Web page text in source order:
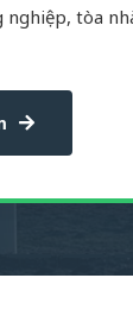
nghiệp, tòa